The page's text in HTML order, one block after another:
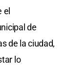
el
de
de la ciudad,
lo